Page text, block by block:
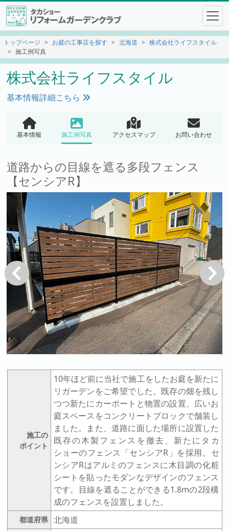
トップページ お庭の工事店を探す 北海道
株式会社ライフスタイル
施工例写真
株式会社ライフスタイル
基本情報詳細こちら
基本情報 施工例写真 アクセスマップ お問い合わせ
道路からの目線を遮る多段フェンス
【センシアR】
次へ
施工の
ポイント
10年ほど前に当社で施工をしたお庭を新たに
リガーデンをご希望でした。既存の畑を残し
つつ新たにカーポートと物置の設置、広いお
庭スペースをコンクリートブロックで舗装し
ました。また、道路に面した場所に設置した
既存の木製フェンスを撤去、新たにタカ
ショーのフェンス「センシアR」を採用。セ
ンシアRはアルミのフェンスに木目調の化粧
シートを貼ったモダンなデザインのフェンス
です。目線を遮ることができる1.8mの2段構
成のフェンスを設置しました。
都道府県 北海道